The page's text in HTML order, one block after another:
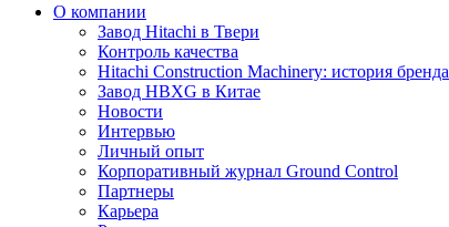
О компании
Завод Hitachi в Твери
Контроль качества
Hitachi Construction Machinery: история бренда
Завод HBXG в Китае
Новости
Интервью
Личный опыт
Корпоративный журнал Ground Control
Партнеры
Карьера